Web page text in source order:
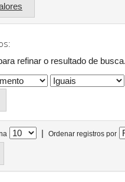
refinar o resultado de busca.
| Ordenar registros por